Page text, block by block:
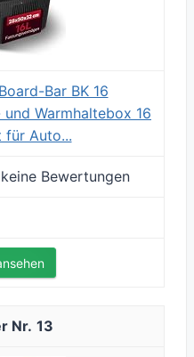
Bar BK 16
Warmhaltebox 16
für Auto...
Bewertungen
13